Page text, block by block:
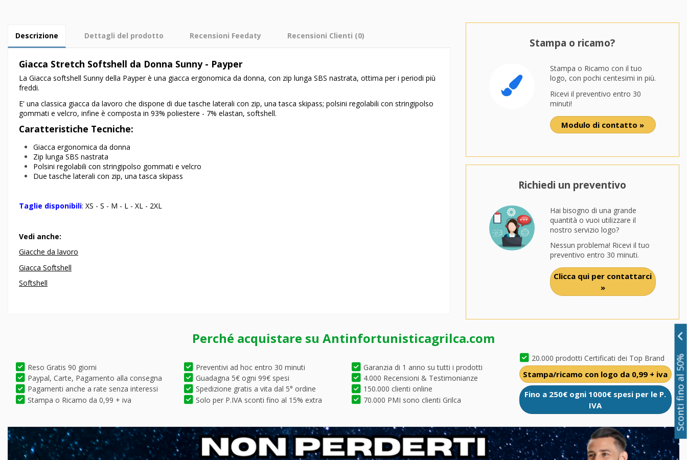
Descrizione Dettagli del prodotto Recensioni Feedaty Recensioni Clienti (0)
Giacca Stretch Softshell da Donna Sunny - Payper
La Giacca softshell Sunny della Payper è una giacca ergonomica da donna, con zip lunga SBS nastrata, ottima per i periodi più
freddi.
E' una classica giacca da lavoro che dispone di due tasche laterali con zip, una tasca skipass; polsini regolabili con stringipolso
gommati e velcro, infine è composta in 93% poliestere - 7% elastan, softshell.
Caratteristiche Tecniche:
Giacca ergonomica da donna
Zip lunga SBS nastrata
Polsini regolabili con stringipolso gommati e velcro
Due tasche laterali con zip, una tasca skipass
Taglie disponibili: XS - S - M - L - XL - 2XL
Vedi anche:
Giacche da lavoro
Giacca Softshell
Softshell
Stampa o ricamo?
Stampa o Ricamo con il tuo
logo, con pochi centesimi in più.
Ricevi il preventivo entro 30
minuti!
Modulo di contatto »
Richiedi un preventivo
Hai bisogno di una grande
quantità o vuoi utilizzare il
nostro servizio logo?
Nessun problema! Ricevi il tuo
preventivo entro 30 minuti.
Clicca qui per contattarci
»
Perché acquistare su Antinfortunisticagrilca.com
Reso Gratis 90 giorni
Paypal, Carte, Pagamento alla consegna
Pagamenti anche a rate senza interessi
Stampa o Ricamo da 0,99 + iva
Preventivi ad hoc entro 30 minuti
Guadagna 5€ ogni 99€ spesi
Spedizione gratis a vita dal 5° ordine
Solo per P.IVA sconti fino al 15% extra
Garanzia di 1 anno su tutti i prodotti
4.000 Recensioni & Testimonianze
150.000 clienti online
70.000 PMI sono clienti Grilca
20.000 prodotti Certificati dei Top Brand
Stampa/ricamo con logo da 0,99 + iva
Fino a 250€ ogni 1000€ spesi per le P.
IVA
Sconti fino al 50%